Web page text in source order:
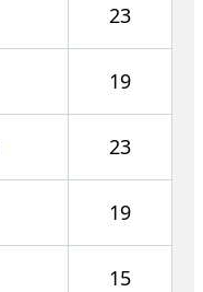
23
19
23
19
15